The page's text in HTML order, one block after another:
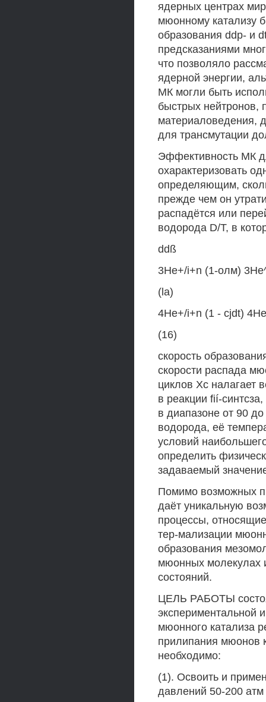
ядерных центрах
мюонному катализу
образования ddp- и
предсказаниями
что позволяло
ядерной энергии,
МК могли быть
быстрых нейтронов,
материаловедения,
для трансмутации
Эффективность МК
охарактеризовать
определяющим,
прежде чем он
распадётся или
водорода D/T, в
ddß
3He+/i+n (1-олм)
(la)
4He+/i+n (1 - сjdt)
(16)
скорость
скорости распада
циклов Хс налагает
в реакции fií-
в диапазоне от 90
водорода, её
условий
определить
задаваемый
Помимо возможных
даёт уникальную
процессы,
тер-мализации
образования
мюонных молекулах
состояний.
ЦЕЛЬ РАБОТЫ
экспериментальной
мюонного катализа
прилипания мюонов
необходимо:
(1). Освоить и
давлений 50-200